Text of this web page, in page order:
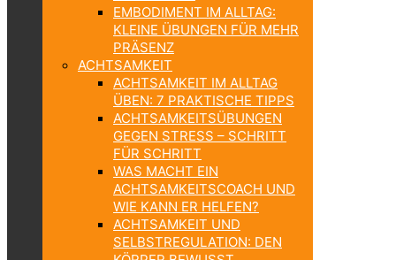
EMBODIMENT IM ALLTAG:
KLEINE ÜBUNGEN FÜR MEHR
PRÄSENZ
ACHTSAMKEIT
ACHTSAMKEIT IM ALLTAG
ÜBEN: 7 PRAKTISCHE TIPPS
ACHTSAMKEITSÜBUNGEN
GEGEN STRESS – SCHRITT
FÜR SCHRITT
WAS MACHT EIN
ACHTSAMKEITSCOACH UND
WIE KANN ER HELFEN?
ACHTSAMKEIT UND
SELBSTREGULATION: DEN